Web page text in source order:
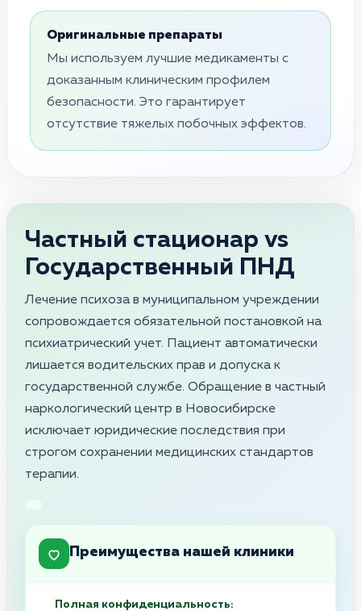
Оригинальные препараты
Мы используем лучшие медикаменты с
доказанным клиническим профилем
безопасности. Это гарантирует
отсутствие тяжелых побочных эффектов.
Частный стационар vs
Государственный ПНД
Лечение психоза в муниципальном учреждении
сопровождается обязательной постановкой на
психиатрический учет. Пациент автоматически
лишается водительских прав и допуска к
государственной службе. Обращение в частный
наркологический центр в Новосибирске
исключает юридические последствия при
строгом сохранении медицинских стандартов
терапии.
Преимущества нашей клиники
Полная конфиденциальность: